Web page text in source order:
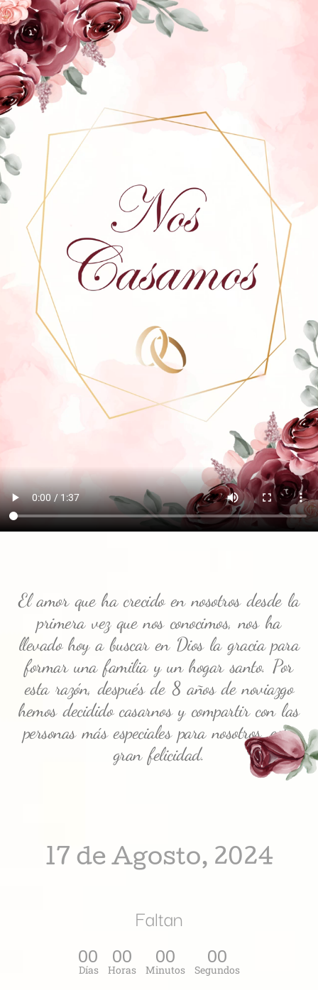
El amor que ha crecido en nosotros desde la
primera vez que nos conocimos, nos ha
llevado hoy a buscar en Dios la gracia para
formar una familia y un hogar santo. Por
esta razón, después de 8 años de noviazgo
hemos decidido casarnos y compartir con las
personas más especiales para nosotros, esta
gran felicidad.
17 de Agosto, 2024
Faltan
00
Días
00
Horas
00
Minutos
00
Segundos